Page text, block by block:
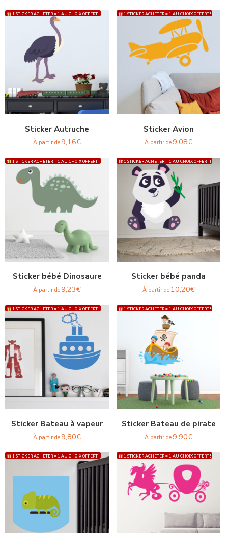
1 STICKER ACHETER = 1 AU CHOIX OFFERT !
Sticker Autruche
À partir de9,16€
1 STICKER ACHETER = 1 AU CHOIX OFFERT !
Sticker Avion
À partir de9,08€
1 STICKER ACHETER = 1 AU CHOIX OFFERT !
Sticker bébé Dinosaure
À partir de9,23€
1 STICKER ACHETER = 1 AU CHOIX OFFERT !
Sticker bébé panda
À partir de 10,20€
1 STICKER ACHETER = 1 AU CHOIX OFFERT !
Sticker Bateau à vapeur
À partir de9,80€
1 STICKER ACHETER = 1 AU CHOIX OFFERT !
Sticker Bateau de pirate
À partir de9,90€
1 STICKER ACHETER = 1 AU CHOIX OFFERT ! 1 STICKER ACHETER = 1 AU CHOIX OFFERT !